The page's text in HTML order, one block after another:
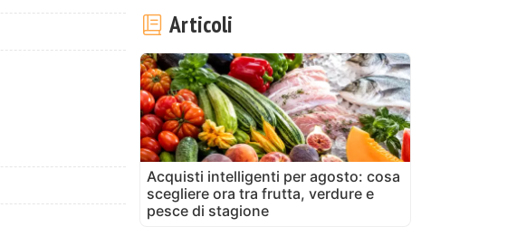
Articoli
Acquisti intelligenti per agosto: cosa
scegliere ora tra frutta, verdure e
pesce di stagione